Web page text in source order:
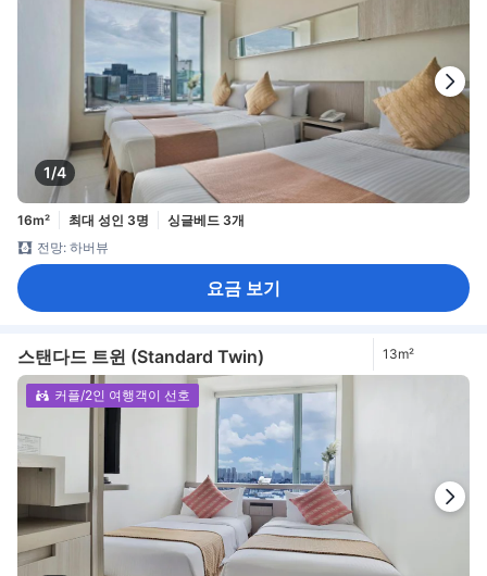
1/4
16m² 최대 성인 3명
싱글베드 3개
전망: 하버뷰
요금 보기
스탠다드 트윈 (Standard Twin) 13m²
커플/2인 여행객이 선호